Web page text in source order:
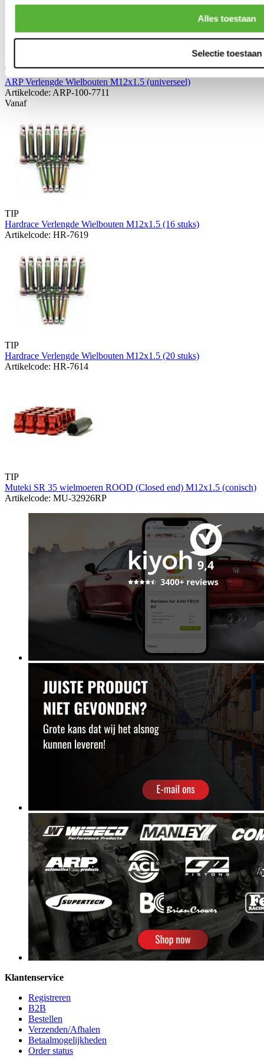
Alles toestaan
Selectie toestaan
TIP
ARP Verlengde Wielbouten M12x1.5 (universeel)
Artikelcode: ARP-100-7711
Vanaf
TIP
Hardrace Verlengde Wielbouten M12x1.5 (16 stuks)
Artikelcode: HR-7619
TIP
Hardrace Verlengde Wielbouten M12x1.5 (20 stuks)
Artikelcode: HR-7614
TIP
Muteki SR 35 wielmoeren ROOD (Closed end) M12x1.5 (conisch)
Artikelcode: MU-32926RP
Klantenservice
Registreren
B2B
Bestellen
Verzenden/Afhalen
Betaalmogelijkheden
Order status